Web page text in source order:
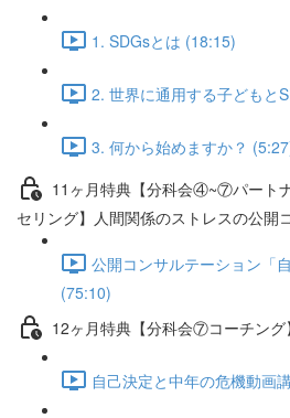
1. SDGsとは (18:15)
2. 世界に通用する子どもと
3. 何から始めますか？
11ヶ月特典【分科会④~⑦パート
セリング】人間関係のストレスの公開
公開コンサルテーション「
(75:10)
12ヶ月特典【分科会⑦コーチング
自己決定と中年の危機動画